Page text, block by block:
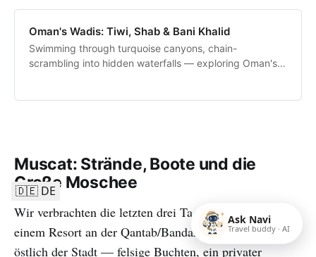
Oman's Wadis: Tiwi, Shab & Bani Khalid
Swimming through turquoise canyons, chain-
scrambling into hidden waterfalls — exploring Oman's
Muscat: Strände, Boote und die
Große Moschee
Wir verbrachten die letzten drei Tage in Muscat, in
einem Resort an der Qantab/Bandar-Jissah-Küste
östlich der Stadt — felsige Buchten, ein privater
Ask Navi
Travel buddy · AI
🇩🇪 DE